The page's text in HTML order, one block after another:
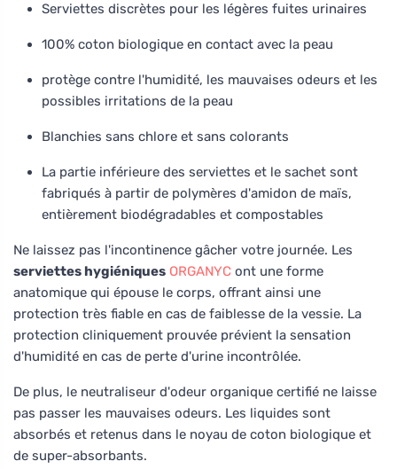
Serviettes discrètes pour les légères fuites urinaires
100% coton biologique en contact avec la peau
protège contre l'humidité, les mauvaises odeurs et les
possibles irritations de la peau
Blanchies sans chlore et sans colorants
La partie inférieure des serviettes et le sachet sont
fabriqués à partir de polymères d'amidon de maïs,
entièrement biodégradables et compostables
Ne laissez pas l'incontinence gâcher votre journée. Les
serviettes hygiéniques ORGANYC ont une forme
anatomique qui épouse le corps, offrant ainsi une
protection très fiable en cas de faiblesse de la vessie. La
protection cliniquement prouvée prévient la sensation
d'humidité en cas de perte d'urine incontrôlée.
De plus, le neutraliseur d'odeur organique certifié ne laisse
pas passer les mauvaises odeurs. Les liquides sont
absorbés et retenus dans le noyau de coton biologique et
de super-absorbants.